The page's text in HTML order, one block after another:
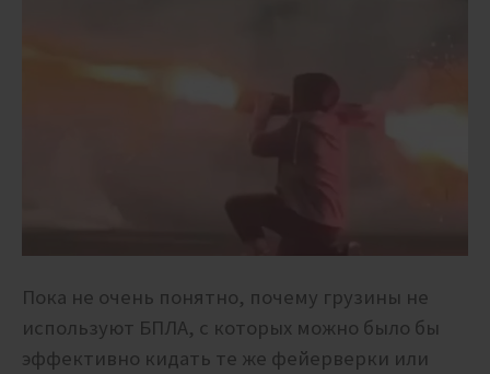
Пока не очень понятно, почему грузины не
используют БПЛА, с которых можно было бы
эффективно кидать те же фейерверки или